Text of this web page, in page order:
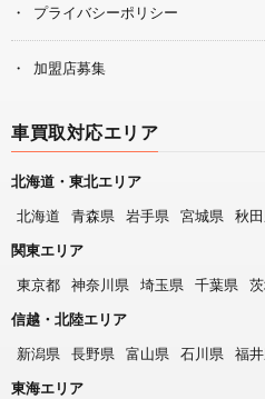
プライバシーポリシー
加盟店募集
車買取対応エリア
北海道・東北エリア
北海道
青森県 岩手県 宮城県 秋
関東エリア
東京都
神奈川県 埼玉県 千葉県
信越・北陸エリア
新潟県
長野県 富山県 石川県
福
東海エリア